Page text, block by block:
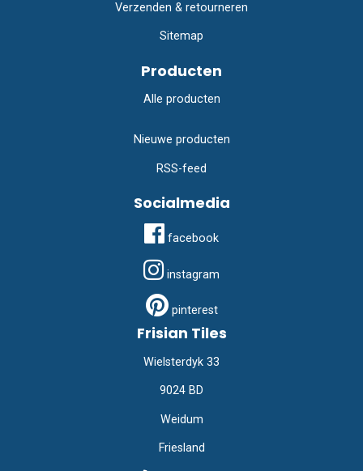
Verzenden & retourneren
Sitemap
Producten
Alle producten
Nieuwe producten
RSS-feed
Socialmedia
facebook
instagram
pinterest
Frisian Tiles
Wielsterdyk 33
9024 BD
Weidum
Friesland